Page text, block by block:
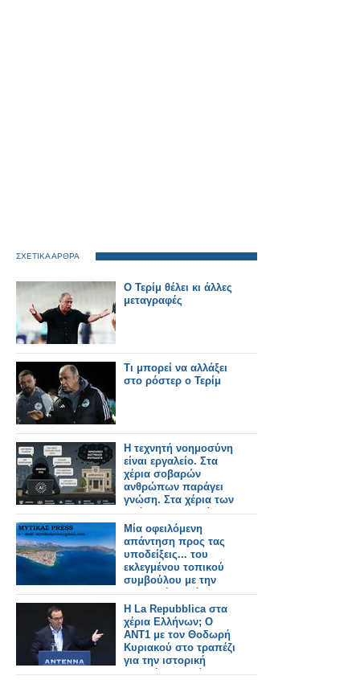
ΣΧΕΤΙΚΑ ΑΡΘΡΑ
Ο Τερίμ θέλει κι άλλες
μεταγραφές
Τι μπορεί να αλλάξει
στο ρόστερ ο Τερίμ
Η τεχνητή νοημοσύνη
είναι εργαλείο. Στα
χέρια σοβαρών
ανθρώπων παράγει
γνώση. Στα χέρια των
ασόβαρων, παράγει
απλώς γυαλισμένη
ανοησία.
Μία οφειλόμενη
απάντηση προς τας
υποδείξεις... του
εκλεγμένου τοπικού
συμβούλου με την
δημοτική παράταξη
του κ. Γαλούνη ''ΝΕΑ
ΜΕΡΑ - ΚΑΘΑΡΑ
ΧΕΡΙΑ'
Η La Repubblica στα
χέρια Ελλήνων; Ο
ΑΝΤ1 με τον Θοδωρή
Κυριακού στο τραπέζι
για την ιστορική
ιταλική εφημερίδα